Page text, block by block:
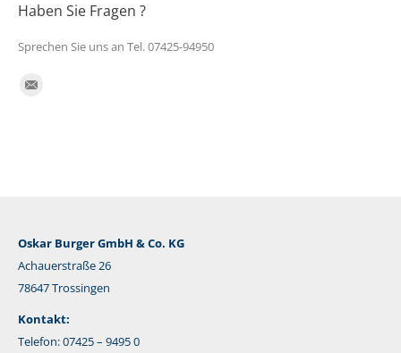
Haben Sie Fragen ?
Sprechen Sie uns an Tel. 07425-94950
Finden Sie uns auf:
Oskar Burger GmbH & Co. KG
Achauerstraße 26
78647 Trossingen
Kontakt:
Telefon: 07425 – 9495 0